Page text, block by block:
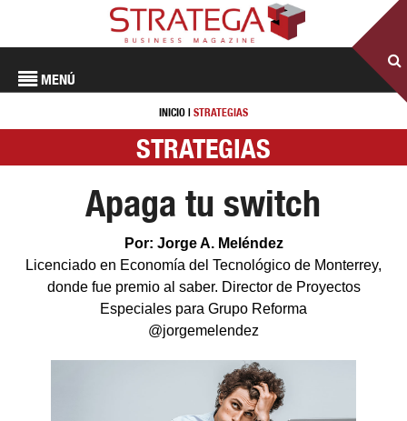
MENÚ
INICIO | STRATEGIAS
STRATEGIAS
Apaga tu switch
Por: Jorge A. Meléndez
Licenciado en Economía del Tecnológico de Monterrey,
donde fue premio al saber. Director de Proyectos
Especiales para Grupo Reforma
@jorgemelendez